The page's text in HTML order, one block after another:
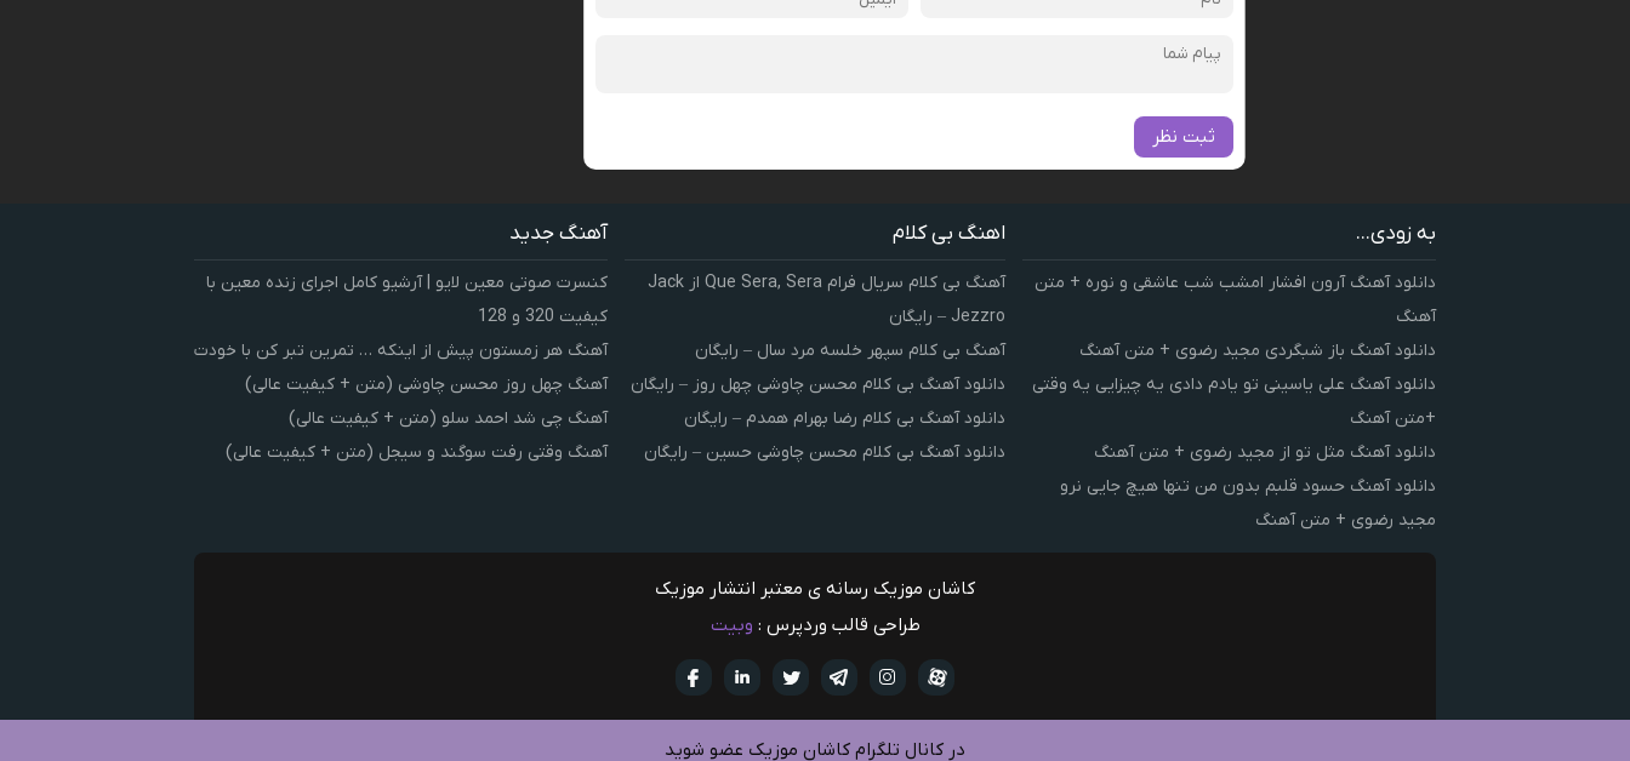
ثبت نظر
به زودی...
دانلود آهنگ آرون افشار امشب شب عاشقی و نوره + متن
آهنگ
دانلود آهنگ باز شبگردی مجید رضوی + متن آهنگ
دانلود آهنگ علی یاسینی تو یادم دادی یه چیزایی یه وقتی
+متن آهنگ
دانلود آهنگ مثل تو از مجید رضوی + متن آهنگ
دانلود آهنگ حسود قلبم بدون من تنها هیچ جایی نرو
مجید رضوی + متن آهنگ
اهنگ بی کلام
آهنگ بی کلام سریال فرام Que Sera, Sera از Jack
Jezzro – رایگان
آهنگ بی کلام سپهر خلسه مرد سال – رایگان
دانلود آهنگ بی کلام محسن چاوشی چهل روز – رایگان
دانلود آهنگ بی کلام رضا بهرام همدم – رایگان
دانلود آهنگ بی کلام محسن چاوشی حسین – رایگان
آهنگ جدید
کنسرت صوتی معین لایو | آرشیو کامل اجرای زنده معین با
کیفیت 320 و 128
آهنگ هر زمستون پیش از اینکه … تمرین تبر کن با خودت
آهنگ چهل روز محسن چاوشی (متن + کیفیت عالی)
آهنگ چی شد احمد سلو (متن + کیفیت عالی)
آهنگ وقتی رفت سوگند و سیجل (متن + کیفیت عالی)
کاشان موزیک رسانه ی معتبر انتشار موزیک
طراحی قالب وردپرس : وبیت
تويتر تلگرام
اینستاگرام آپارات
در کانال تلگرام کاشان موزیک عضو شوید